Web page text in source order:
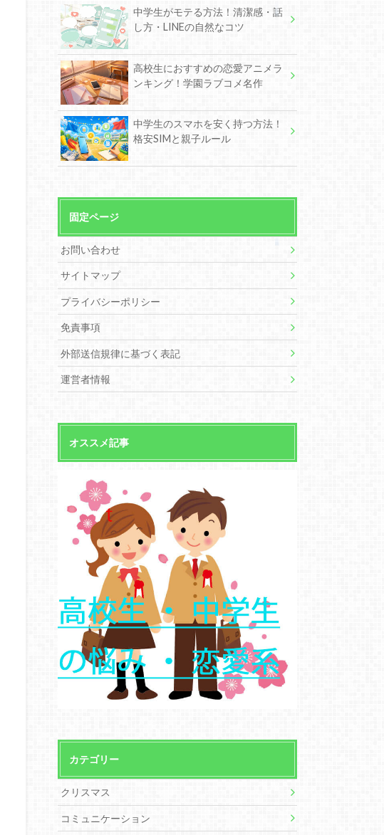
中学生がモテる方法！清潔感・話
し方・LINEの自然なコツ
高校生におすすめの恋愛アニメラ
ンキング！学園ラブコメ名作
中学生のスマホを安く持つ方法！
格安SIMと親子ルール
固定ページ
お問い合わせ
サイトマップ
プライバシーポリシー
免責事項
外部送信規律に基づく表記
運営者情報
オススメ記事
カテゴリー
クリスマス
コミュニケーション